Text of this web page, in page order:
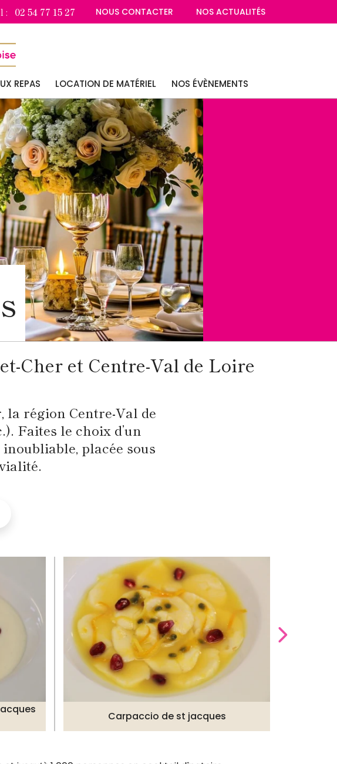
REPAS LOCATION DE MATÉRIEL NOS ÉVÈNEMENTS
: 02 54 77 15 27 NOUS CONTACTER NOS ACTUALITÉS
Cher et Centre-Val de Loire
la région Centre-Val de
Faites le choix d’un
placée sous
Carpaccio de st jacques